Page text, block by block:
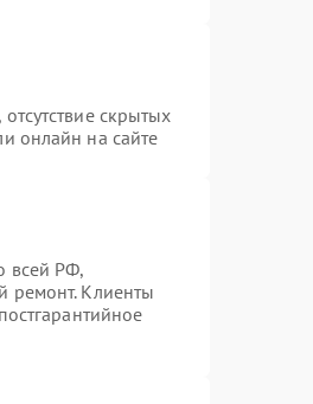
скрытых
онлайн на сайте
всей РФ,
ремонт. Клиенты